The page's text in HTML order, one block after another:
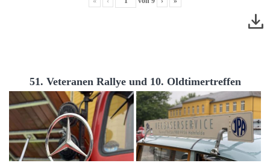
51. Veteranen Rallye und 10. Oldtimertreffen